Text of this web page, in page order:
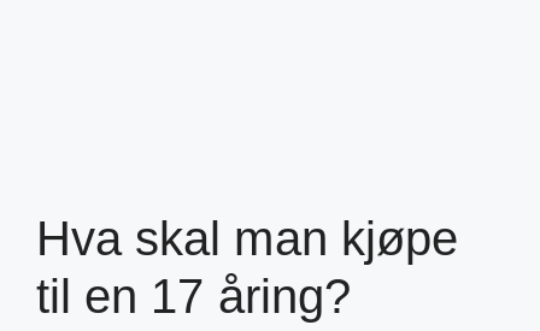
Hva skal man kjøpe
til en 17 åring?